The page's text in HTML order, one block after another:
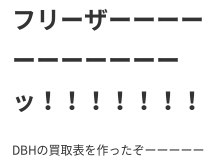
フリーザーーーー
ーーーーーーー
ッ！！！！！！！
DBHの買取表を作ったぞーーーーー